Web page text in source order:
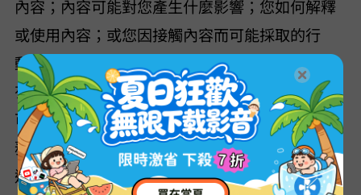
內容；內容可能對您產生什麼影響；您如何解釋
或使用內容；或您因接觸內容而可能採取的行
動。您免除 VideoHunter 對您通過服務獲得或未獲得內容的所
有責任。服務可能包含或引導您訪問包含某些人
可能認為令人反感或不適當的信息的網站。 VideoHunter 對服
務中包含或通過服務訪問的任何內容不作任何陳
述，VideoHunter 不對服務中包含或通過服務訪問的材料的準